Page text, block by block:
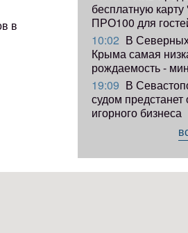
в
бесплатную
ПРО100 для
10:02 В
Крыма самая
рождаемость -
19:09 В
судом предстанет
игорного бизнеса